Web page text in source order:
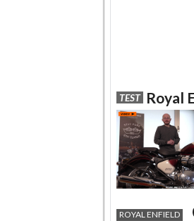
TEST Royal
ROYAL ENFIELD